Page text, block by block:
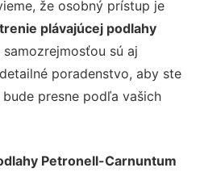
že osobný prístup je
plávajúcej podlahy
samozrejmosťou sú aj
poradenstvo, aby ste
presne podľa vašich
Petronell-Carnuntum